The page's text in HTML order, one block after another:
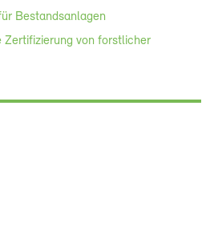
Bestandsanlagen
Zertifizierung von forstlicher